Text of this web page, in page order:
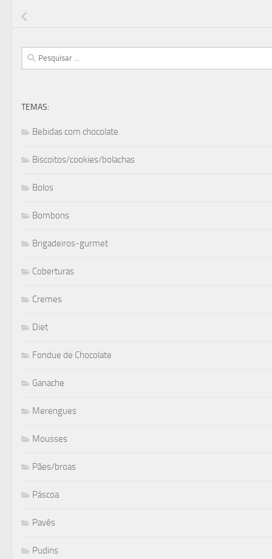
Pesquisar
por:
TEMAS:
Bebidas com chocolate
Biscoitos/cookies/bolachas
Bolos
Bombons
Brigadeiros-gurmet
Coberturas
Cremes
Diet
Fondue de Chocolate
Ganache
Merengues
Mousses
Pães/broas
Páscoa
Pavês
Pudins